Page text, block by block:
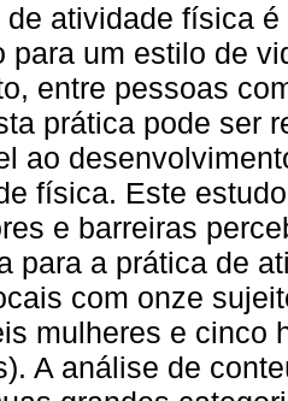
de atividade física
para um estilo de
entre pessoas
prática pode ser
ao
física. Este
e barreiras
para a prática de
com onze
mulheres e cinco
A análise de